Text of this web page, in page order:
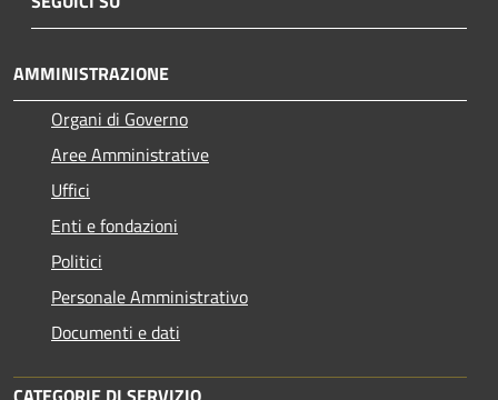
AMMINISTRAZIONE
Organi di Governo
Aree Amministrative
Uffici
Enti e fondazioni
Politici
Personale Amministrativo
Documenti e dati